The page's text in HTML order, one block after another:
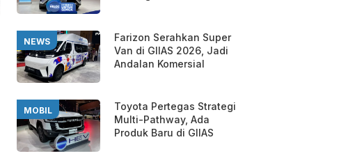
NEWS
Farizon Serahkan Super
Van di GIIAS 2026, Jadi
Andalan Komersial
MOBIL
Toyota Pertegas Strategi
Multi-Pathway, Ada
Produk Baru di GIIAS